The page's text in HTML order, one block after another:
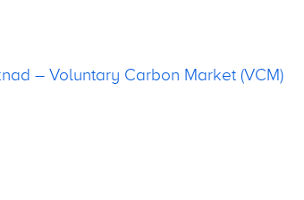
– Voluntary Carbon Market (VCM)